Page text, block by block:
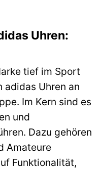
Uhren:
tief im Sport
Uhren an
Im Kern sind es
und
Dazu gehören
Amateure
Funktionalität,